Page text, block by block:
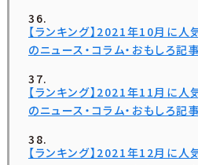
【ランキング】2021年10月に人
のニュース・コラム・おもしろ記事
【ランキング】2021年11月に人
のニュース・コラム・おもしろ記事
【ランキング】2021年12月に人